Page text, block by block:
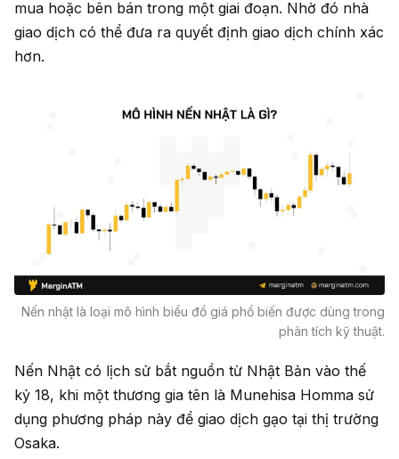
mua hoặc bên bán trong một giai đoạn. Nhờ đó nhà
giao dịch có thể đưa ra quyết định giao dịch chính xác
hơn.
Nến nhật là loại mô hình biểu đồ giá phổ biến được dùng trong
phân tích kỹ thuật.
Nến Nhật có lịch sử bắt nguồn từ Nhật Bản vào thế
kỷ 18, khi một thương gia tên là Munehisa Homma sử
dụng phương pháp này để giao dịch gạo tại thị trường
Osaka.